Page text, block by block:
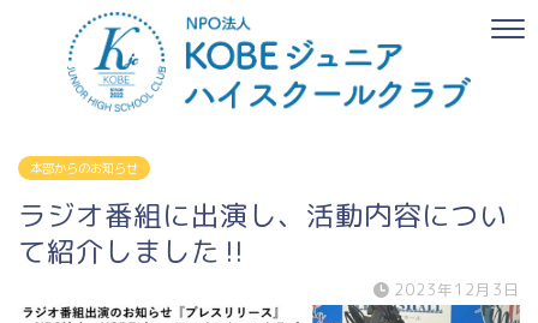
本部からのお知らせ
ラジオ番組に出演し、活動内容につい
て紹介しました‼
2023年12月3日